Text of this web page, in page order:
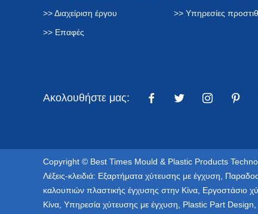
>> Διαχείριση έργου
>> Επαφές
>> Υπηρεσίες
Ακολουθήστε μας:
Copyright © Best Times Mould & Plastic Products
Λέξεις-κλειδιά: Εξαρτήματα χύτευσης με έγχυση
καλουπιών πλαστικής έγχυσης στην Κίνα Εργοστάσιο
Κίνα Υπηρεσία χύτευσης με έγχυση Plastic Part Design